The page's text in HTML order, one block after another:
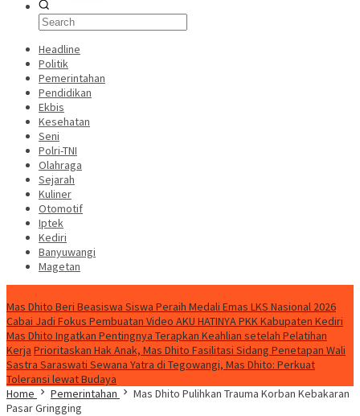
Headline
Politik
Pemerintahan
Pendidikan
Ekbis
Kesehatan
Seni
Polri-TNI
Olahraga
Sejarah
Kuliner
Otomotif
Iptek
Kediri
Banyuwangi
Magetan
Mas Dhito Beri Beasiswa Siswa Peraih Medali Emas LKS Nasional 2026
Cabai Jadi Fokus Pembuatan Video AKU HATINYA PKK Kabupaten Kediri
Mas Dhito Ingatkan Pentingnya Terapkan Keahlian setelah Pelatihan
Kerja Prioritaskan Hak Anak, Mas Dhito Fasilitasi Sidang Penetapan Wali
Sastra Saraswati Sewana Yatra di Tegowangi, Mas Dhito: Perkuat
Toleransi lewat Budaya
Home
Pemerintahan
Mas Dhito Pulihkan Trauma Korban Kebakaran
Pasar Gringging